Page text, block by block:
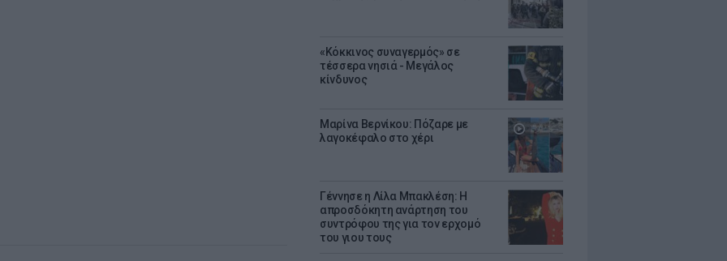
«Κόκκινος συναγερμός» σε
τέσσερα νησιά - Μεγάλος
κίνδυνος
Μαρίνα Βερνίκου: Πόζαρε με
λαγοκέφαλο στο χέρι
Γέννησε η Λίλα Μπακλέση: Η
απροσδόκητη ανάρτηση του
συντρόφου της για τον ερχομό
του γιου τους